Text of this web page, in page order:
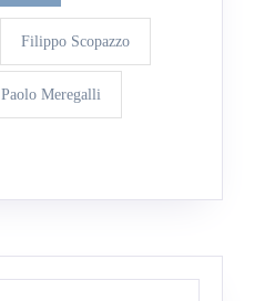
Filippo Scopazzo
Paolo Meregalli